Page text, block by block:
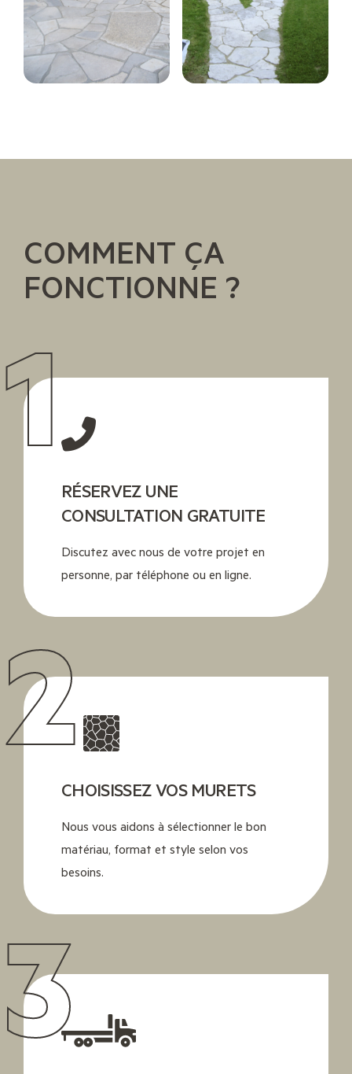
COMMENT ÇA
FONCTIONNE ?
1
RÉSERVEZ UNE
CONSULTATION GRATUITE
Discutez avec nous de votre projet en
personne, par téléphone ou en ligne.
2
CHOISISSEZ VOS MURETS
Nous vous aidons à sélectionner le bon
matériau, format et style selon vos
besoins.
3